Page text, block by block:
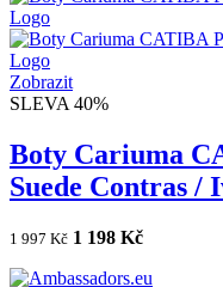
Zobrazit
SLEVA 40%
Boty Cariuma
Suede Contras /
1 997 Kč 1 198 Kč